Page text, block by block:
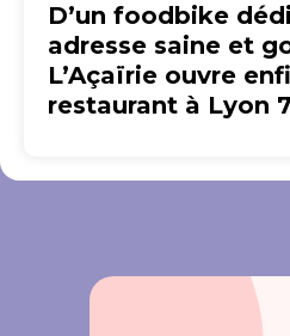
D’un foodbike
adresse saine et
L’Açaïrie ouvre
restaurant à Lyon